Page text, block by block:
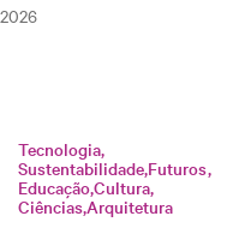
2026
Tecnologia
SustentabilidadeFuturos
EducaçãoCultura
CiênciasArquitetura